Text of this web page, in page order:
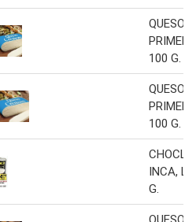
QUESO
100 G.
QUESO
100 G.
INCA,
G.